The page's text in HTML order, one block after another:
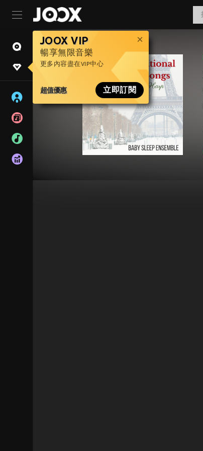
JOOX VIP
暢享無限音樂
更多內容盡在VIP中心
超值優惠 立即訂閱